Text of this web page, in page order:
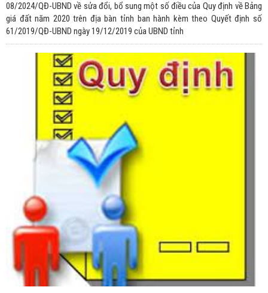
08/2024/QĐ-UBND về sửa đổi, bổ sung một số điều của Quy định về Bảng
giá đất năm 2020 trên địa bàn tỉnh ban hành kèm theo Quyết định số
61/2019/QĐ-UBND ngày 19/12/2019 của UBND tỉnh